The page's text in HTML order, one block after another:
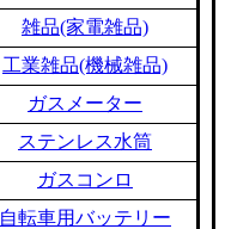
雑品(家電雑品)
工業雑品(機械雑品)
ガスメーター
ステンレス水筒
ガスコンロ
自転車用バッテリー